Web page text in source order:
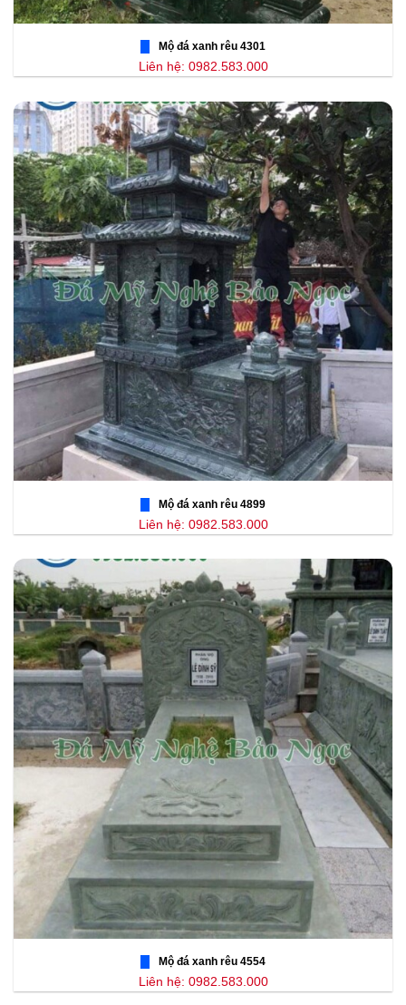
Mộ đá xanh rêu 4301
Liên hệ: 0982.583.000
Mộ đá xanh rêu 4899
Liên hệ: 0982.583.000
Mộ đá xanh rêu 4554
Liên hệ: 0982.583.000